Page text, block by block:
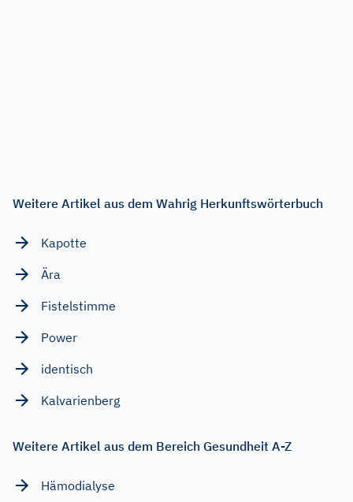
Weitere Artikel aus dem Wahrig Herkunftswörterbuch
Kapotte
Ära
Fistelstimme
Power
identisch
Kalvarienberg
Weitere Artikel aus dem Bereich Gesundheit A-Z
Hämodialyse